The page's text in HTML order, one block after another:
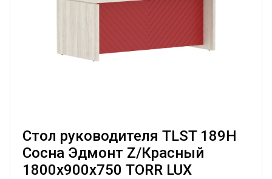
Стол руководителя TLST 189H
Сосна Эдмонт Z/Красный
1800х900х750 TORR LUX